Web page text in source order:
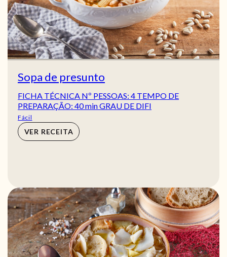
Sopa de presunto
FICHA TÉCNICA Nº PESSOAS: 4 TEMPO DE
PREPARAÇÃO: 40 min GRAU DE DIFI
Fácil
VER RECEITA